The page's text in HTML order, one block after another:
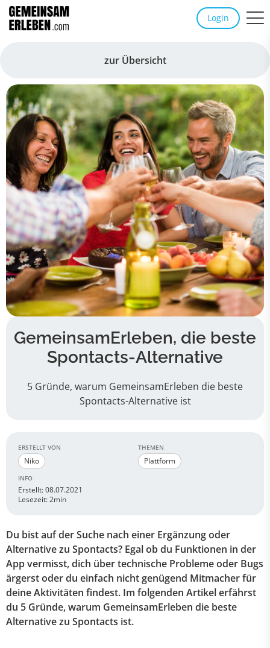
Login
zur Übersicht
GemeinsamErleben, die beste
Spontacts-Alternative
5 Gründe, warum GemeinsamErleben die beste
Spontacts-Alternative ist
ERSTELLT VON
Niko
THEMEN
Plattform
INFO
Erstellt: 08.07.2021
Lesezeit: 2min
Du bist auf der Suche nach einer Ergänzung oder
Alternative zu Spontacts? Egal ob du Funktionen in der
App vermisst, dich über technische Probleme oder Bugs
ärgerst oder du einfach nicht genügend Mitmacher für
deine Aktivitäten findest. Im folgenden Artikel erfährst
du 5 Gründe, warum GemeinsamErleben die beste
Alternative zu Spontacts ist.